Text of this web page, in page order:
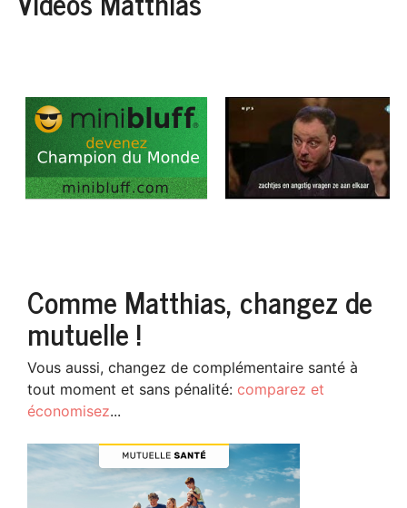
Comme Matthias, changez de
mutuelle !
Vous aussi, changez de complémentaire santé à
tout moment et sans pénalité: comparez et
économisez...